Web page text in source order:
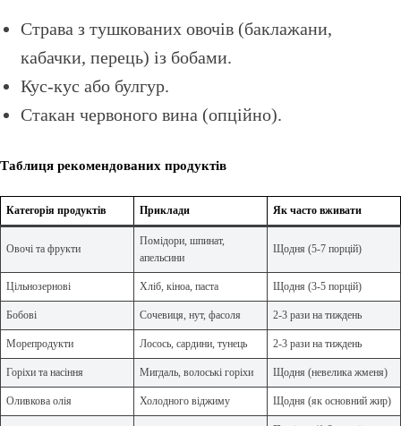
Страва з тушкованих овочів (баклажани,
кабачки, перець) із бобами.
Кус-кус або булгур.
Стакан червоного вина (опційно).
Таблиця рекомендованих продуктів
Категорія продуктів Приклади Як часто вживати
Овочі та фрукти
Помідори, шпинат,
апельсини
Щодня (5-7 порцій)
Цільнозернові Хліб, кіноа, паста Щодня (3-5 порцій)
Бобові Сочевиця, нут, фасоля 2-3 рази на тиждень
Морепродукти Лосось, сардини, тунець 2-3 рази на тиждень
Горіхи та насіння Мигдаль, волоські горіхи Щодня (невелика жменя)
Оливкова олія Холодного віджиму Щодня (як основний жир)